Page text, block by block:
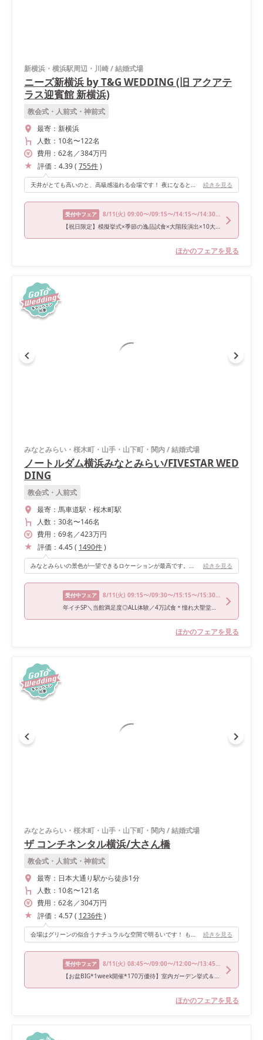
新横浜・横浜駅周辺・川崎/結婚式場
ニーズ新横浜 by T&G WEDDING (旧 アクアテ
ラス迎賓館 新横浜)
教会式・人前式・神前式
最寄： 新横浜
人数： 10名〜122名
費用： 62名 ／384万円
評価： 4.39( 755件)
天井がとても高いのと、高級感溢れる会場です！ 夜になると、会場から庭のイルミネーションが見えて素敵です！ 続きを見る
受付中フェア 8/11(火) 09:00〜/09:15〜/14:15〜/14:30〜/18:00〜
【祝日限定】模擬挙式×季節の逸品試食×大階段演出×10大特典
ほかのフェアを見る
みなとみらい・桜木町・山手・山下町・関内/結婚式場
ノートルダム横浜みなとみらい/FIVESTAR WED
DING
教会式・人前式
最寄： 馬車道駅・桜木町駅
人数： 30名〜146名
費用： 69名 ／423万円
評価： 4.45( 1490件)
みなとみらいの景色が一望できるロケーションが最高です。スクリーンが大きく窓一面なので、スクリーンが上がって景色が広がるという光景がとても感動しました！ 私たちが使用したCANALという会場は、海がモチーフとなっていたことが選んだ決め手となりました。 続きを見る
受付中フェア 8/11(火) 09:15〜/09:30〜/15:15〜/15:30〜
年イチSP＼当館満足度◎ALL体験／4万試食＊憧れ大聖堂＊お盆特典
ほかのフェアを見る
みなとみらい・桜木町・山手・山下町・関内/結婚式場
ザ コンチネンタル横浜/大さん橋
教会式・人前式・神前式
最寄： 日本大通り駅から徒歩1分
人数： 10名〜121名
費用： 62名 ／304万円
評価： 4.57( 1236件)
会場はグリーンの似合うナチュラルな空間で明るいです！ もともとソファがあるので、高砂ソファとして使えます◎そしてソファはほんとにふわっふわ！ 床のウッドの感じや、ガラス張りの入口も素敵です 自由度が高く、持ち込みや会場のアレンジを快くサポートしてくれます！！ わたしは前日に設営しにいき、木箱やテーブルなどを持ち込みセッティングしました。 やりたいことをなるべく実現しようとしてくれる、優しいスタッフさんばかりです！ 続きを見る
受付中フェア 8/11(火) 08:45〜/09:00〜/12:00〜/13:45〜/17:30〜
【お盆BIG*1week開催*170万優待】室内ガーデン挙式＆豪華2万試食室内ガーデン挙式*溢れる緑＆花嫁フル体験フェア！ 2万相当和牛フォアグラの豪華試食など詳細チェック*贅沢プランでコスパ◎
ほかのフェアを見る